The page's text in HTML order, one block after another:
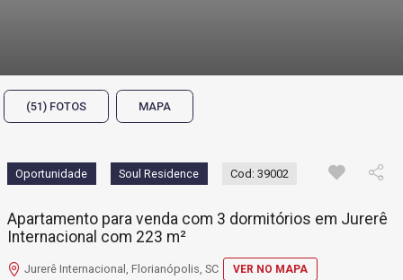
(51) FOTOS MAPA
Oportunidade Soul Residence Cod: 39002
Apartamento para venda com 3 dormitórios em Jurerê
Internacional com 223 m²
Jurerê Internacional, Florianópolis, SC VER NO MAPA